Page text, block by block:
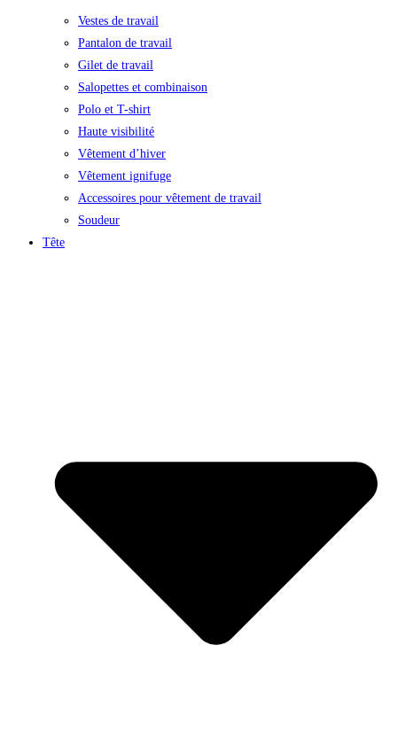
Vestes de travail
Pantalon de travail
Gilet de travail
Salopettes et combinaison
Polo et T-shirt
Haute visibilité
Vêtement d’hiver
Vêtement ignifuge
Accessoires pour vêtement de travail
Soudeur
Tête